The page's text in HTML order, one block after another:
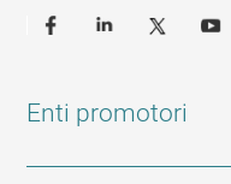
Enti promotori